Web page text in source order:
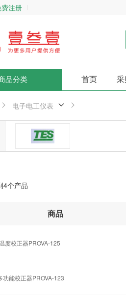
注册
品分类 首页 采
电子电工仪表
台湾泰仕
4个产品
商品
度校正器PROVA-125
功能校正器PROVA-123